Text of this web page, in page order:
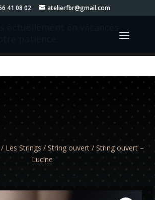
41 08 02 atelierfbr@gmail.com
actuellement en vacances.
patience.
/ Les Strings / String ouvert / String ouvert –
Lucine